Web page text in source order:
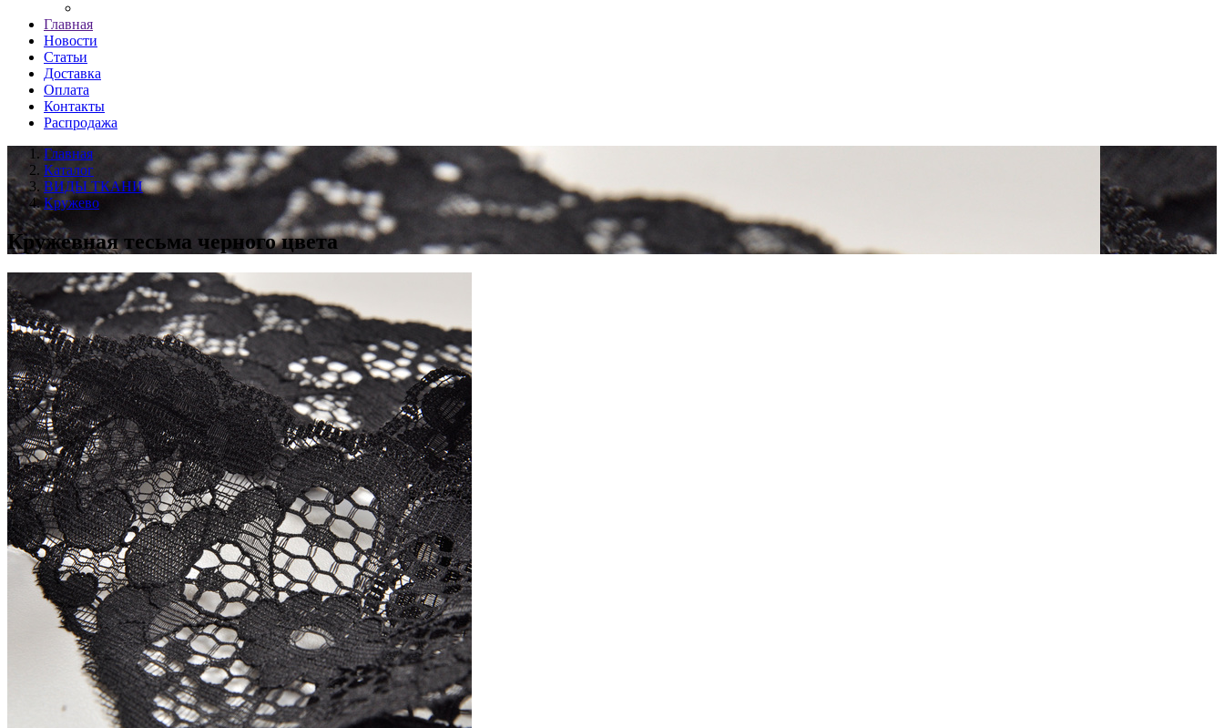
Главная
Новости
Статьи
Доставка
Оплата
Контакты
Распродажа
Главная
Каталог
ВИДЫ ТКАНИ
Кружево
Кружевная тесьма черного цвета